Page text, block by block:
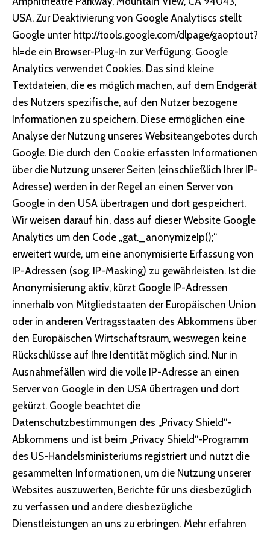
USA. Zur Deaktivierung von Google Analytiscs stellt
Google unter http://tools.google.com/dlpage/gaoptout?
hl=de ein Browser-Plug-In zur Verfügung. Google
Analytics verwendet Cookies. Das sind kleine
Textdateien, die es möglich machen, auf dem Endgerät
des Nutzers spezifische, auf den Nutzer bezogene
Informationen zu speichern. Diese ermöglichen eine
Analyse der Nutzung unseres Websiteangebotes durch
Google. Die durch den Cookie erfassten Informationen
über die Nutzung unserer Seiten (einschließlich Ihrer IP-
Adresse) werden in der Regel an einen Server von
Google in den USA übertragen und dort gespeichert.
Wir weisen darauf hin, dass auf dieser Website Google
Analytics um den Code „gat._anonymizeIp();“
erweitert wurde, um eine anonymisierte Erfassung von
IP-Adressen (sog. IP-Masking) zu gewährleisten. Ist die
Anonymisierung aktiv, kürzt Google IP-Adressen
innerhalb von Mitgliedstaaten der Europäischen Union
oder in anderen Vertragsstaaten des Abkommens über
den Europäischen Wirtschaftsraum, weswegen keine
Rückschlüsse auf Ihre Identität möglich sind. Nur in
Ausnahmefällen wird die volle IP-Adresse an einen
Server von Google in den USA übertragen und dort
gekürzt. Google beachtet die
Datenschutzbestimmungen des „Privacy Shield“-
Abkommens und ist beim „Privacy Shield“-Programm
des US-Handelsministeriums registriert und nutzt die
gesammelten Informationen, um die Nutzung unserer
Websites auszuwerten, Berichte für uns diesbezüglich
zu verfassen und andere diesbezügliche
Dienstleistungen an uns zu erbringen. Mehr erfahren